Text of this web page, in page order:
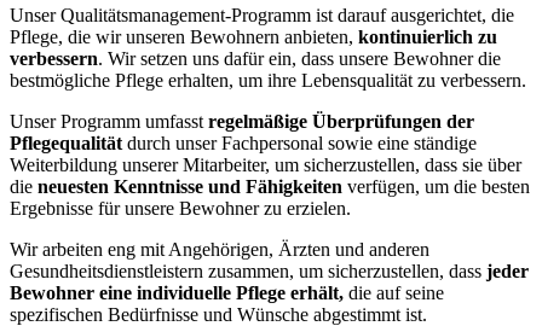
Unser Qualitätsmanagement-Programm ist darauf ausgerichtet, die
Pflege, die wir unseren Bewohnern anbieten, kontinuierlich zu
verbessern. Wir setzen uns dafür ein, dass unsere Bewohner die
bestmögliche Pflege erhalten, um ihre Lebensqualität zu verbessern.
Unser Programm umfasst regelmäßige Überprüfungen der
Pflegequalität durch unser Fachpersonal sowie eine ständige
Weiterbildung unserer Mitarbeiter, um sicherzustellen, dass sie über
die neuesten Kenntnisse und Fähigkeiten verfügen, um die besten
Ergebnisse für unsere Bewohner zu erzielen.
Wir arbeiten eng mit Angehörigen, Ärzten und anderen
Gesundheitsdienstleistern zusammen, um sicherzustellen, dass jeder
Bewohner eine individuelle Pflege erhält, die auf seine
spezifischen Bedürfnisse und Wünsche abgestimmt ist.